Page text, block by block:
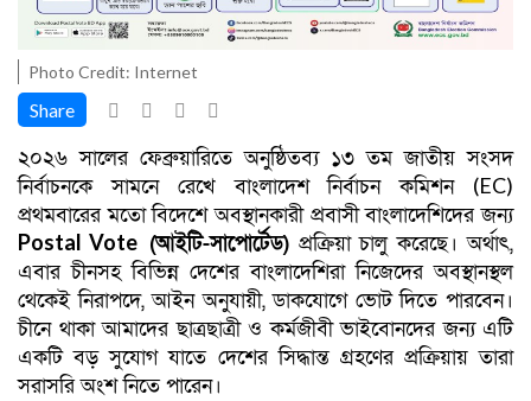
Photo Credit: Internet
Share
২০২৬ সালের ফেব্রুয়ারিতে অনুষ্ঠিতব্য ১৩ তম জাতীয় সংসদ
নির্বাচনকে সামনে রেখে বাংলাদেশ নির্বাচন কমিশন (EC)
প্রথমবারের মতো বিদেশে অবস্থানকারী প্রবাসী বাংলাদেশিদের জন্য
Postal Vote(আইটি-সাপোর্টেড)প্রক্রিয়া চালু করেছে।অর্থাৎ,
এবার চীনসহ বিভিন্ন দেশের বাংলাদেশিরা নিজেদের অবস্থানস্থল
থেকেই নিরাপদে,আইন অনুযায়ী,ডাকযোগে ভোট দিতে পারবেন।
চীনে থাকা আমাদের ছাত্রছাত্রী ও কর্মজীবী ভাইবোনদের জন্য এটি
একটি বড় সুযোগ যাতে দেশের সিদ্ধান্ত গ্রহণের প্রক্রিয়ায় তারা
সরাসরি অংশ নিতে পারেন।